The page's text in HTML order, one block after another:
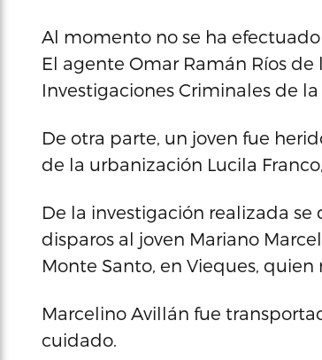
Al momento no se ha
El agente Omar Ramán Ríos
Investigaciones Criminales de
De otra parte, un joven fue
de la urbanización Lucila
De la investigación realizada
disparos al joven Mariano
Monte Santo, en Vieques,
Marcelino Avillán fue
cuidado.